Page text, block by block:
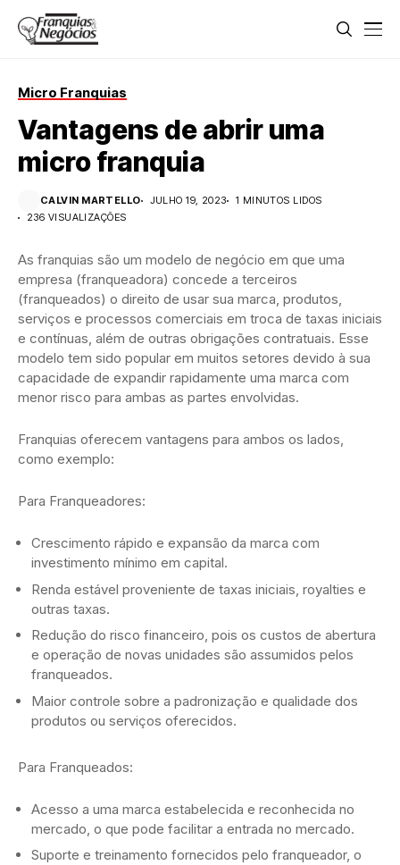
Micro Franquias
Vantagens de abrir uma
micro franquia
CALVIN MARTELLO JULHO 19, 2023
1 MINUTOS LIDOS
236 VISUALIZAÇÕES
As franquias são um modelo de negócio em que uma
empresa (franqueadora) concede a terceiros
(franqueados) o direito de usar sua marca, produtos,
serviços e processos comerciais em troca de taxas iniciais
e contínuas, além de outras obrigações contratuais. Esse
modelo tem sido popular em muitos setores devido à sua
capacidade de expandir rapidamente uma marca com
menor risco para ambas as partes envolvidas.
Franquias oferecem vantagens para ambos os lados,
como exemplo:
Para Franqueadores:
Crescimento rápido e expansão da marca com
investimento mínimo em capital.
Renda estável proveniente de taxas iniciais, royalties e
outras taxas.
Redução do risco financeiro, pois os custos de abertura
e operação de novas unidades são assumidos pelos
franqueados.
Maior controle sobre a padronização e qualidade dos
produtos ou serviços oferecidos.
Para Franqueados:
Acesso a uma marca estabelecida e reconhecida no
mercado, o que pode facilitar a entrada no mercado.
Suporte e treinamento fornecidos pelo franqueador, o